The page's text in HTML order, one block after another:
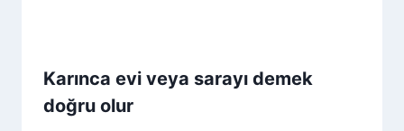
Karınca evi veya sarayı demek
doğru olur